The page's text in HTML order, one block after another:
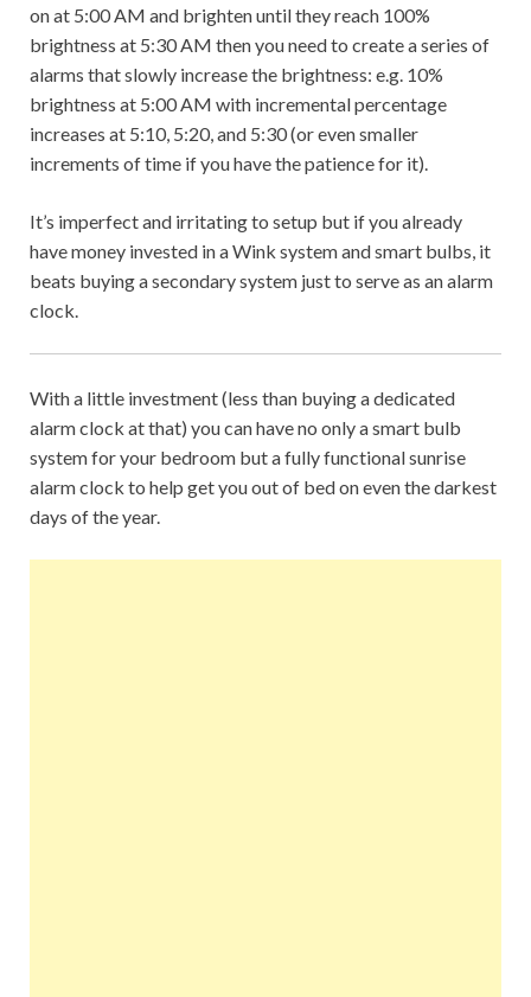
on at 5:00 AM and brighten until they reach 100%
brightness at 5:30 AM then you need to create a series of
alarms that slowly increase the brightness: e.g. 10%
brightness at 5:00 AM with incremental percentage
increases at 5:10, 5:20, and 5:30 (or even smaller
increments of time if you have the patience for it).
It’s imperfect and irritating to setup but if you already
have money invested in a Wink system and smart bulbs, it
beats buying a secondary system just to serve as an alarm
clock.
With a little investment (less than buying a dedicated
alarm clock at that) you can have no only a smart bulb
system for your bedroom but a fully functional sunrise
alarm clock to help get you out of bed on even the darkest
days of the year.